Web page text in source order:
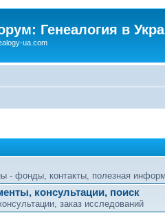
Генеалогия в
ua.com
- фонды, контакты, полезная
консультации, поиск
заказ исследований